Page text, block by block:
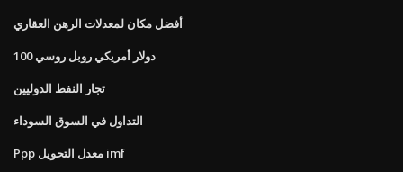
أفضل مكان لمعدلات الرهن العقاري
100 دولار أمريكي روبل روسي
تجار النفط الدوليين
التداول في السوق السوداء
Ppp معدل التحويل imf